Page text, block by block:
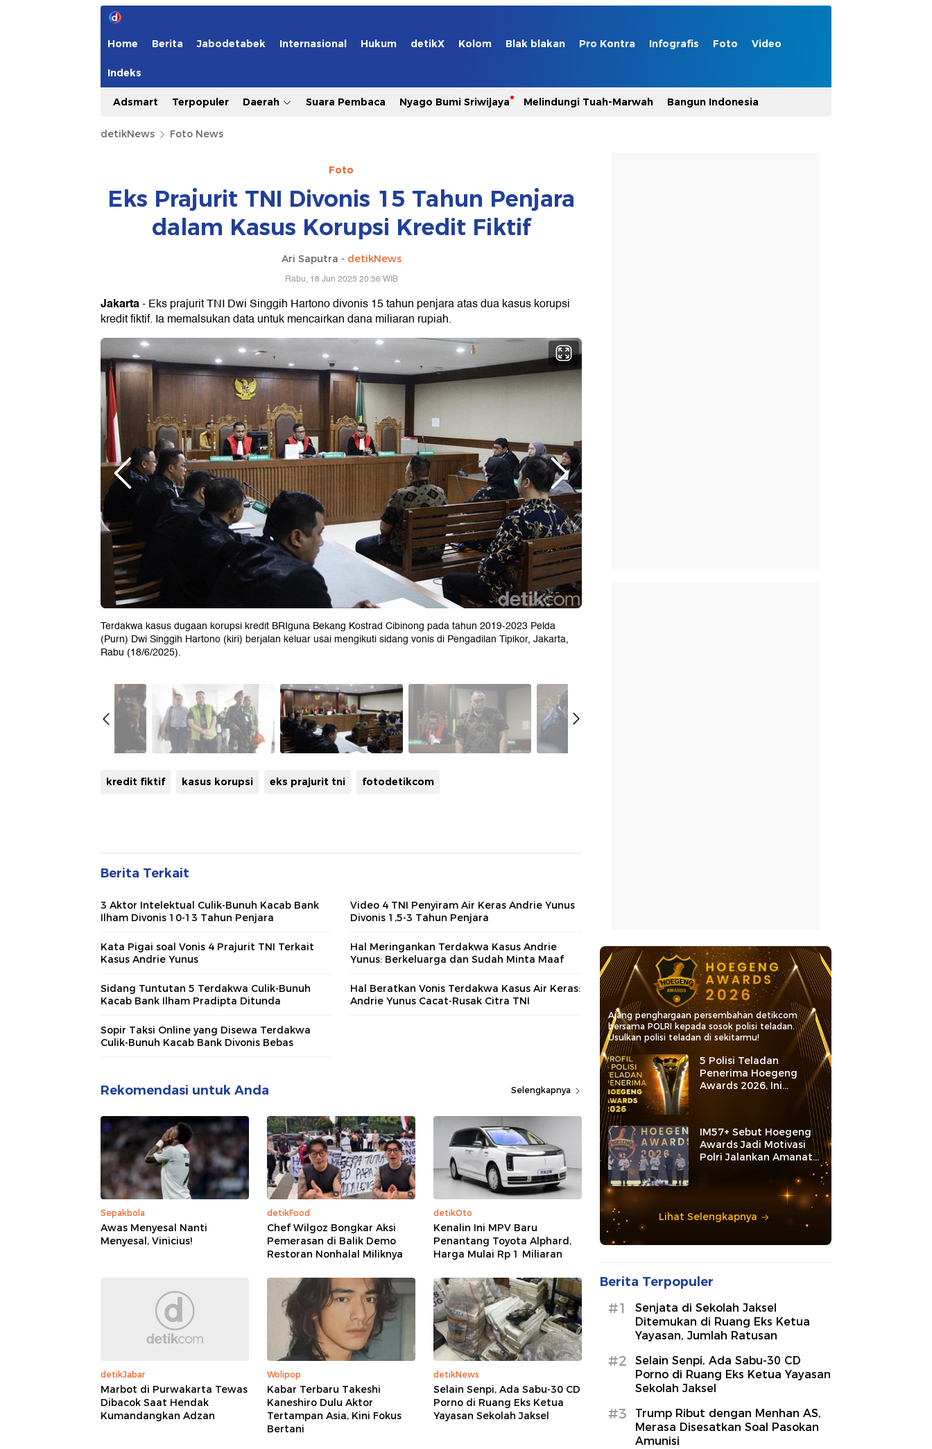
Home Berita Jabodetabek Internasional Hukum detikX Kolom Blak blakan Pro Kontra Infografis Foto Video
Indeks
Adsmart Terpopuler Daerah Suara Pembaca Nyago Bumi Sriwijaya Melindungi Tuah-Marwah Bangun Indonesia
detikNews Foto News
Foto
Eks Prajurit TNI Divonis 15 Tahun Penjara
dalam Kasus Korupsi Kredit Fiktif
Ari Saputra - detikNews
Rabu, 18 Jun 2025 20:56 WIB
Jakarta- Eks prajurit TNI Dwi Singgih Hartono divonis 15 tahun penjara atas dua kasus korupsi
kredit fiktif. Ia memalsukan data untuk mencairkan dana miliaran rupiah.
Terdakwa kasus dugaan korupsi kredit BRIguna Bekang Kostrad Cibinong pada tahun 2019-2023 Pelda
(Purn) Dwi Singgih Hartono (kiri) berjalan keluar usai mengikuti sidang vonis di Pengadilan Tipikor, Jakarta,
Rabu (18/6/2025).
kredit fiktif kasus korupsi eks prajurit tni fotodetikcom
Berita Terkait
3 Aktor Intelektual Culik-Bunuh Kacab Bank
Ilham Divonis 10-13 Tahun Penjara
Video 4 TNI Penyiram Air Keras Andrie Yunus
Divonis 1,5-3 Tahun Penjara
Kata Pigai soal Vonis 4 Prajurit TNI Terkait
Kasus Andrie Yunus
Hal Meringankan Terdakwa Kasus Andrie
Yunus: Berkeluarga dan Sudah Minta Maaf
Sidang Tuntutan 5 Terdakwa Culik-Bunuh
Kacab Bank Ilham Pradipta Ditunda
Hal Beratkan Vonis Terdakwa Kasus Air Keras:
Andrie Yunus Cacat-Rusak Citra TNI
Sopir Taksi Online yang Disewa Terdakwa
Culik-Bunuh Kacab Bank Divonis Bebas
Rekomendasi untuk Anda Selengkapnya
Sepakbola
Awas Menyesal Nanti
Menyesal, Vinicius!
detikFood
Chef Wilgoz Bongkar Aksi
Pemerasan di Balik Demo
Restoran Nonhalal Miliknya
detikOto
Kenalin Ini MPV Baru
Penantang Toyota Alphard,
Harga Mulai Rp 1 Miliaran
detikJabar
Marbot di Purwakarta Tewas
Dibacok Saat Hendak
Kumandangkan Adzan
Wolipop
Kabar Terbaru Takeshi
Kaneshiro Dulu Aktor
Tertampan Asia, Kini Fokus
Bertani
detikNews
Selain Senpi, Ada Sabu-30 CD
Porno di Ruang Eks Ketua
Yayasan Sekolah Jaksel
Ajang penghargaan persembahan detikcom
bersama POLRI kepada sosok polisi teladan.
Usulkan polisi teladan di sekitarmu!
5 Polisi Teladan
Penerima Hoegeng
Awards 2026, Ini
Kategori dan Kiprahnya
IM57+ Sebut Hoegeng
Awards Jadi Motivasi
Polri Jalankan Amanat
Lihat Selengkapnya
Berita Terpopuler
#1
Senjata di Sekolah Jaksel
Ditemukan di Ruang Eks Ketua
Yayasan, Jumlah Ratusan
#2
Selain Senpi, Ada Sabu-30 CD
Porno di Ruang Eks Ketua Yayasan
Sekolah Jaksel
#3
Trump Ribut dengan Menhan AS,
Merasa Disesatkan Soal Pasokan
Amunisi